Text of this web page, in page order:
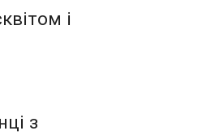
і
з